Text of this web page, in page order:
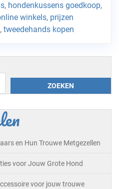
, hondenkussens goedkoop,
winkels, prijzen
, tweedehands kopen
ZOEKEN
en Hun Trouwe Metgezellen
voor Jouw Grote Hond
voor jouw trouwe